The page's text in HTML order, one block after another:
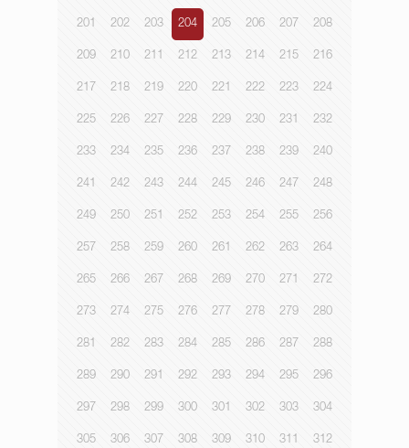
201 202 203 204 205 206 207 208
209 210 211 212 213 214 215 216
217 218 219 220 221 222 223 224
225 226 227 228 229 230 231 232
233 234 235 236 237 238 239 240
241 242 243 244 245 246 247 248
249 250 251 252 253 254 255 256
257 258 259 260 261 262 263 264
265 266 267 268 269 270 271 272
273 274 275 276 277 278 279 280
281 282 283 284 285 286 287 288
289 290 291 292 293 294 295 296
297 298 299 300 301 302 303 304
305 306 307 308 309 310 311 312